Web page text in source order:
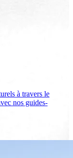
à travers le
nos guides-